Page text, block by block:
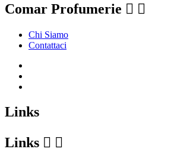
Comar Profumerie  
Chi Siamo
Contattaci
Links
Links  